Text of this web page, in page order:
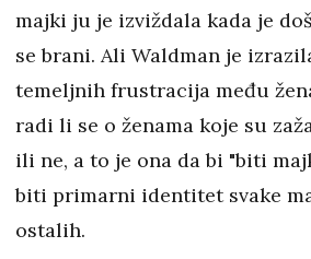
majki ju je izviždala kada je
se brani. Ali Waldman je
temeljnih frustracija među
radi li se o ženama koje su
ili ne, a to je ona da bi "biti
biti primarni identitet svake
ostalih.